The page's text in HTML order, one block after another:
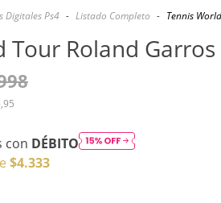
Digitales Ps4 - Listado Completo - Tennis
Tour Roland Garros
con DÉBITO
$4.333